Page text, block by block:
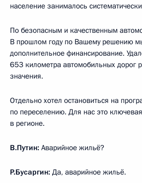
население занималось
По безопасным и качественным
В прошлом году по Вашему решению
дополнительное финансирование.
653 километра автомобильных дорог
значения.
Отдельно хотел остановиться на
по переселению. Для нас это
в регионе.
В.Путин: Аварийное жильё?
Р.Бусаргин: Да, аварийное жильё.